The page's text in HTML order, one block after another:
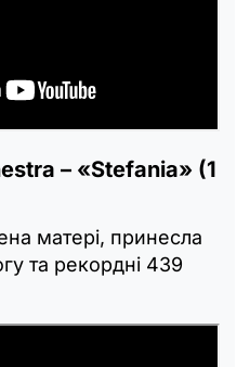
– «Stefania» (1
матері, принесла
та рекордні 439